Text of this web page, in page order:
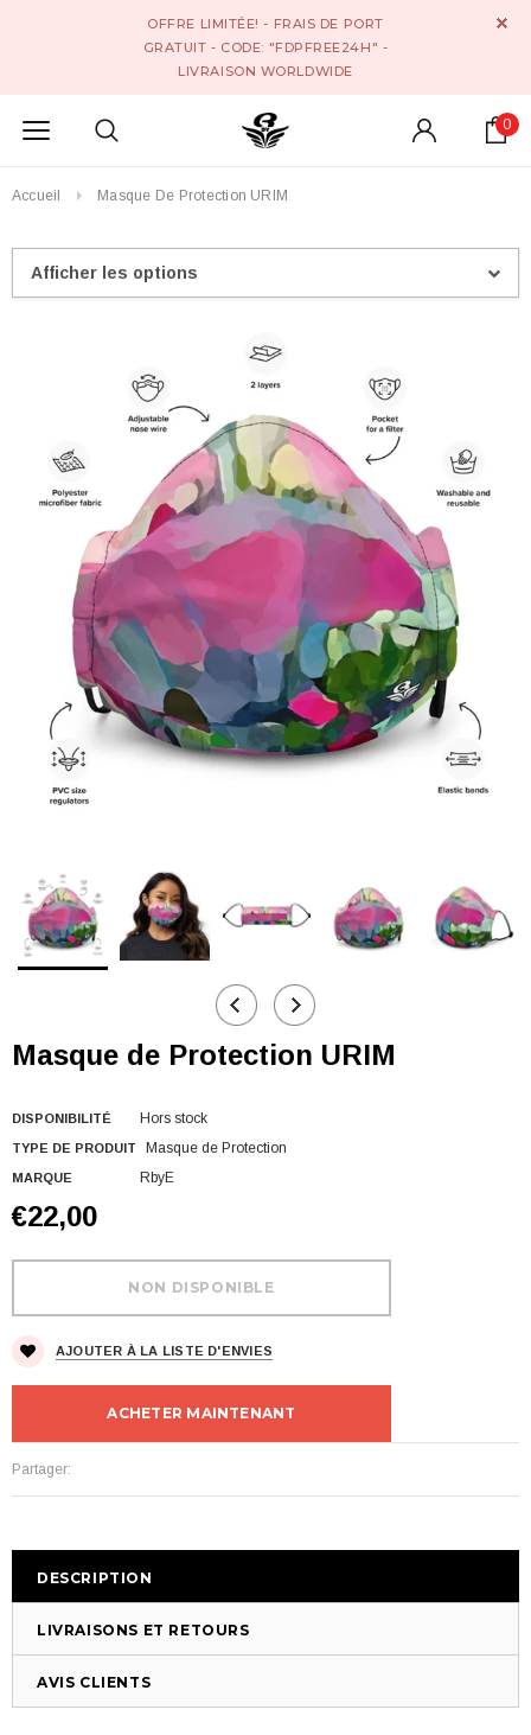
OFFRE LIMITÉE! - FRAIS DE PORT
GRATUIT - CODE: "FDPFREE24H" -
LIVRAISON WORLDWIDE
0
Accueil Masque De Protection URIM
Afficher les options
Masque de Protection URIM
DISPONIBILITÉ Hors stock
TYPE DE PRODUIT Masque de Protection
MARQUE RbyE
€22,00
AJOUTER À LA LISTE D'ENVIES
ACHETER MAINTENANT
Partager:
DESCRIPTION
LIVRAISONS ET RETOURS
AVIS CLIENTS